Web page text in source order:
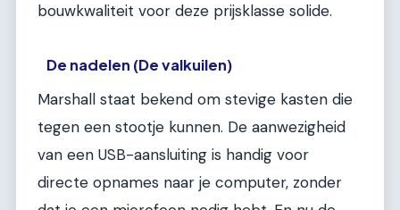
bouwkwaliteit voor deze prijsklasse solide.
De nadelen (De valkuilen)
Marshall staat bekend om stevige kasten die
tegen een stootje kunnen. De aanwezigheid
van een USB-aansluiting is handig voor
directe opnames naar je computer, zonder